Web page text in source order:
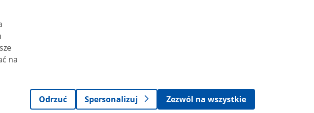
audiowizualnych), są
- na tych samych
zdjęcia, materiały audio i wideo,
użycie niekomercyjne -
stwierdzone inaczej.
Odrzuć
Spersonalizuj Zezwól na wszystkie